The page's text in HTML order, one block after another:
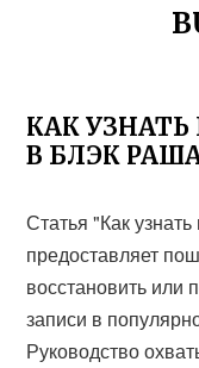
КАК
В БЛЭК
Статья "Как
предоставляет
восстановить или
записи в
Руководство